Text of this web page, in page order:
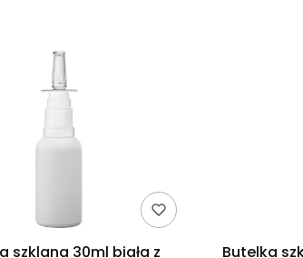
szklana 30ml biała z
Butelka